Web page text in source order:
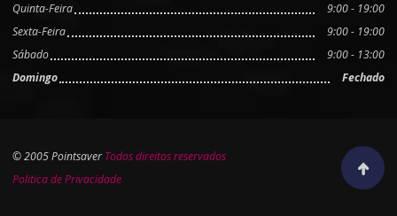
Quinta-Feira
9:00 - 19:00
Sexta-Feira
9:00 - 19:00
Sábado
9:00 - 13:00
Domingo
Fechado
© 2005 Pointsaver Todos direitos reservados
Politica de Privacidade
Scroll